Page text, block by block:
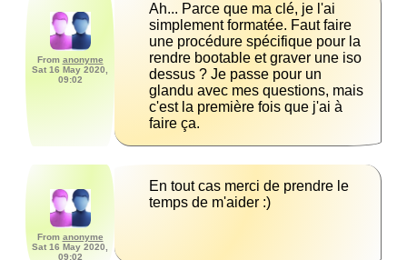
From anonyme
Sat 16 May 2020,
09:02
Ah... Parce que ma clé, je l'ai
simplement formatée. Faut faire
une procédure spécifique pour la
rendre bootable et graver une iso
dessus ? Je passe pour un
glandu avec mes questions, mais
c'est la première fois que j'ai à
faire ça.
From anonyme
Sat 16 May 2020,
09:02
En tout cas merci de prendre le
temps de m'aider :)